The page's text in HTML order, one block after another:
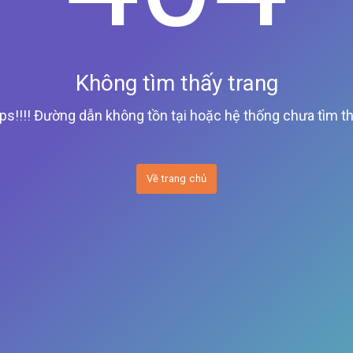
Không tìm thấy trang
Đường dẫn không tồn tại hoặc hệ thống chưa tìm
Về trang chủ